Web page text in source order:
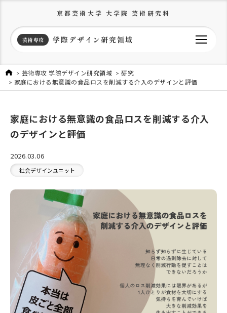
京都芸術大学 大学院 芸術研究科
芸術専攻 学際デザイン研究領域
芸術専攻 学際デザイン研究領域
研究
家庭における無意識の食品ロスを削減する介入のデザインと評価
家庭における無意識の食品ロスを削減する介入
のデザインと評価
2026.03.06
社会デザインユニット